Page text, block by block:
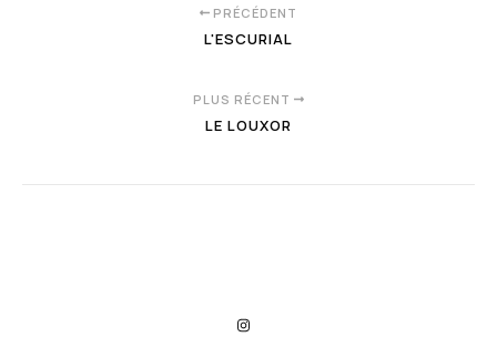
PRÉCÉDENT
L'ESCURIAL
PLUS RÉCENT
LE LOUXOR